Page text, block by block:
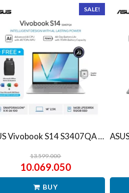
SALE!
ASUS Vivobook S14 S3407QA – IPSP151M – Matte Gray
13.599.000
10.069.050
BUY